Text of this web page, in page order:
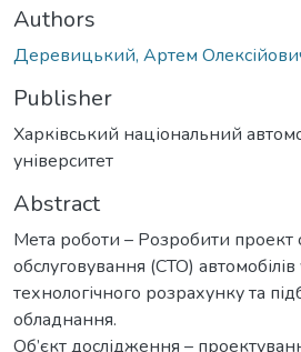
Authors
Деревицький, Артем
Publisher
Харківський національний
університет
Abstract
Мета роботи – Розробити проект
обслуговування (СТО)
технологічного розрахунку та
обладнання.
Об’єкт дослідження –